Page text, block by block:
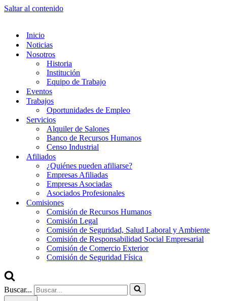
Saltar al contenido
Inicio
Noticias
Nosotros
Historia
Institución
Equipo de Trabajo
Eventos
Trabajos
Oportunidades de Empleo
Servicios
Alquiler de Salones
Banco de Recursos Humanos
Censo Industrial
Afiliados
¿Quiénes pueden afiliarse?
Empresas Afiliadas
Empresas Asociadas
Asociados Profesionales
Comisiones
Comisión de Recursos Humanos
Comisión Legal
Comisión de Seguridad, Salud Laboral y Ambiente
Comisión de Responsabilidad Social Empresarial
Comisión de Comercio Exterior
Comisión de Seguridad Física
Buscar...